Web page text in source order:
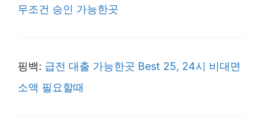
무조건 승인 가능한곳
핑백: 급전 대출 가능한곳 Best 25, 24시 비대면
소액 필요할때